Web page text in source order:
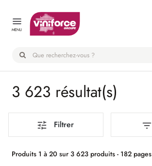
MENU
3 623 résultat(s)
Filtrer
Produits 1 à 20 sur 3 623 produits - 182 pages